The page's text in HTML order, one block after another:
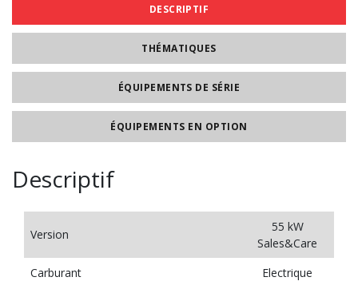
DESCRIPTIF
THÉMATIQUES
ÉQUIPEMENTS DE SÉRIE
ÉQUIPEMENTS EN OPTION
Descriptif
Version
55 kW
Sales&Care
Carburant
Electrique